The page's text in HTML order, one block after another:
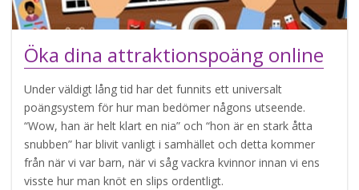
Öka dina attraktionspoäng online
Under väldigt lång tid har det funnits ett universalt
poängsystem för hur man bedömer någons utseende.
“Wow, han är helt klart en nia” och “hon är en stark åtta
snubben” har blivit vanligt i samhället och detta kommer
från när vi var barn, när vi såg vackra kvinnor innan vi ens
visste hur man knöt en slips ordentligt.